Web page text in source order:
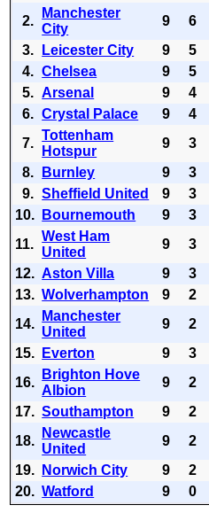
2.
Manchester
City
9 6
3.
Leicester City 9 5
4. Chelsea 9 5
5. Arsenal 9 4
6. Crystal Palace 9 4
7.
Tottenham
Hotspur
9 3
8.
Burnley 9 3
9. Sheffield United 9 3
10.
Bournemouth 9 3
11.
West Ham
United
9 3
12. Aston Villa 9 3
13. Wolverhampton 9 2
14.
Manchester
United
9 2
15.
Everton 9 3
16.
Brighton Hove
Albion
9 2
17. Southampton 9 2
18.
Newcastle
United
9 2
19.
Norwich City 9 2
20. Watford 9 0